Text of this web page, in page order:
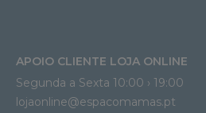
APOIO CLIENTE LOJA ONLINE
Segunda a Sexta 10:00 › 19:00
lojaonline@espacomamas.pt